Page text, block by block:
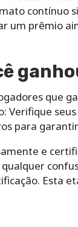
contínuo
um prêmio
que
Verifique
para
e
Esta